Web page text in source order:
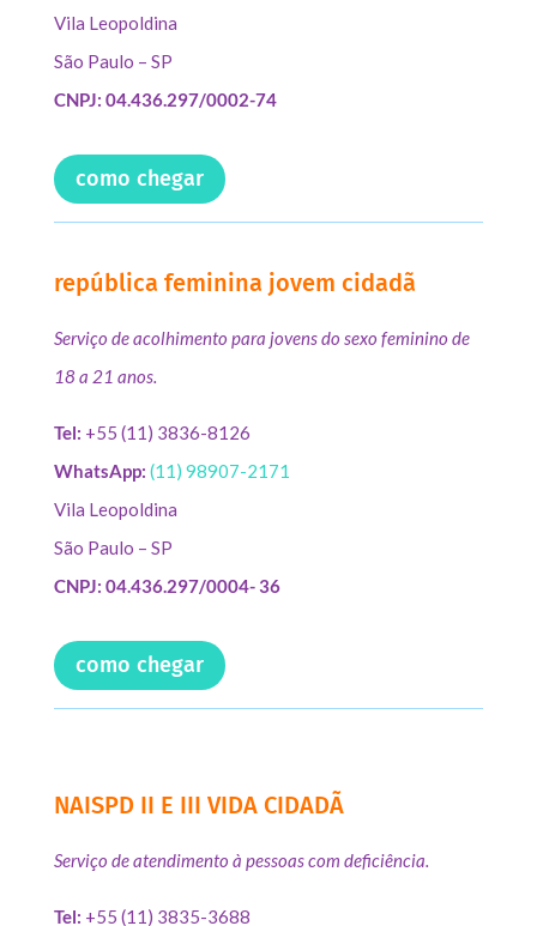
Vila Leopoldina
São Paulo – SP
CNPJ: 04.436.297/0002-74
como chegar
república feminina jovem cidadã
Serviço de acolhimento para jovens do sexo feminino de
18 a 21 anos.
Tel: +55 (11) 3836-8126
WhatsApp: (11) 98907-2171
Vila Leopoldina
São Paulo – SP
CNPJ: 04.436.297/0004- 36
como chegar
NAISPD II E III VIDA CIDADÃ
Serviço de atendimento à pessoas com deficiência.
Tel: +55 (11) 3835-3688